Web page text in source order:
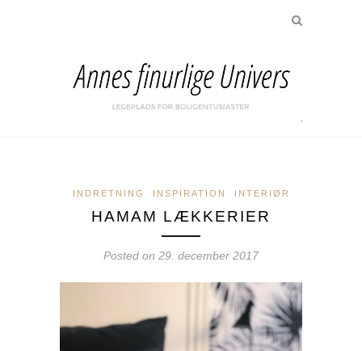
INDRETNING INSPIRATION INTERIØR
HAMAM LÆKKERIER
Posted on 29. december 2017